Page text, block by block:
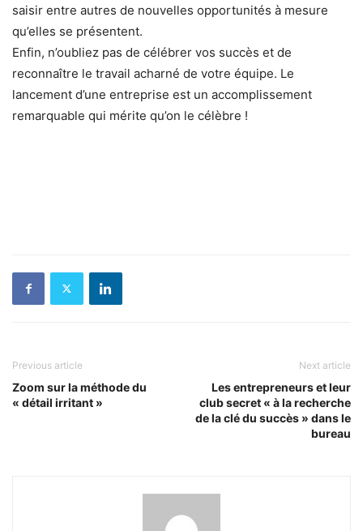
saisir entre autres de nouvelles opportunités à mesure
qu’elles se présentent.
Enfin, n’oubliez pas de célébrer vos succès et de
reconnaître le travail acharné de votre équipe. Le
lancement d’une entreprise est un accomplissement
remarquable qui mérite qu’on le célèbre !
Previous article
Zoom sur la méthode du
« détail irritant »
Next article
Les entrepreneurs et leur
club secret « à la recherche
de la clé du succès » dans le
bureau